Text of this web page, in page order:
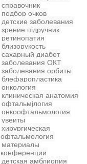
справочник
подбор очков
детские заболевания
зрение підручник
ретинопатия
близорукость
сахарный диабет
заболевания ОКТ
заболевания орбиты
блефаропластика
онкология
клиническая анатомия
офтальмjлогия
онкоофтальмология
увеиты
хирургическая
офтальмология
материалы
конференции
детская амблиопия